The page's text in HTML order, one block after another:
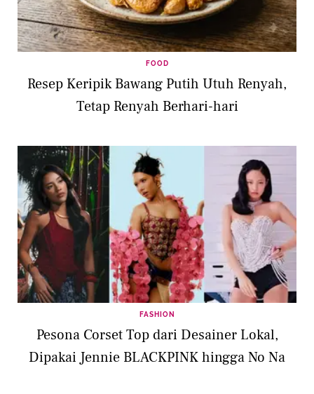
FOOD
Resep Keripik Bawang Putih Utuh Renyah,
Tetap Renyah Berhari-hari
FASHION
Pesona Corset Top dari Desainer Lokal,
Dipakai Jennie BLACKPINK hingga No Na